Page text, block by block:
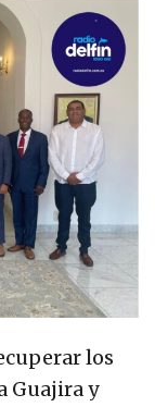
los
Guajira y